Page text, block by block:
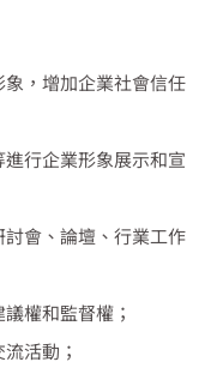
，增加企業社會信任
行企業形象展示和宣
會、論壇、行業工作
權和監督權；
活動；